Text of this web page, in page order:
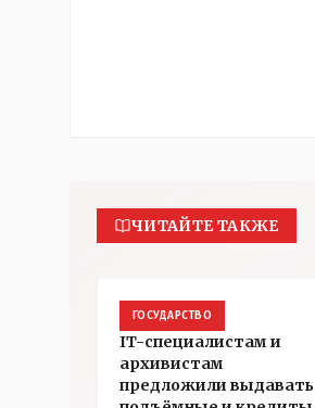
ЧИТАЙТЕ ТАКЖЕ
ГОСУДАРСТВО
IT-специалистам и
архивистам
предложили выдавать